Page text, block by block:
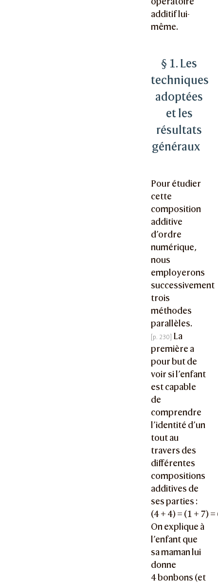
additif lui-
même.
§ 1. Les
techniques
adoptées
et les
résultats
généraux
Pour étudier
cette
composition
additive
d’ordre
numérique,
nous
employerons
successivement
trois
méthodes
parallèles.
La
première a
pour but de
voir si l’enfant
est capable
de
comprendre
l’identité d’un
tout au
travers des
différentes
compositions
additives de
ses parties :
(4 + 4) = (1 + 7)
On explique à
l’enfant que
sa maman lui
donne
4 bonbons (et